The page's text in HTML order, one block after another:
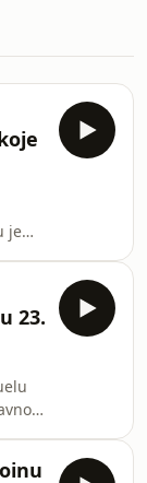
je
i
23.